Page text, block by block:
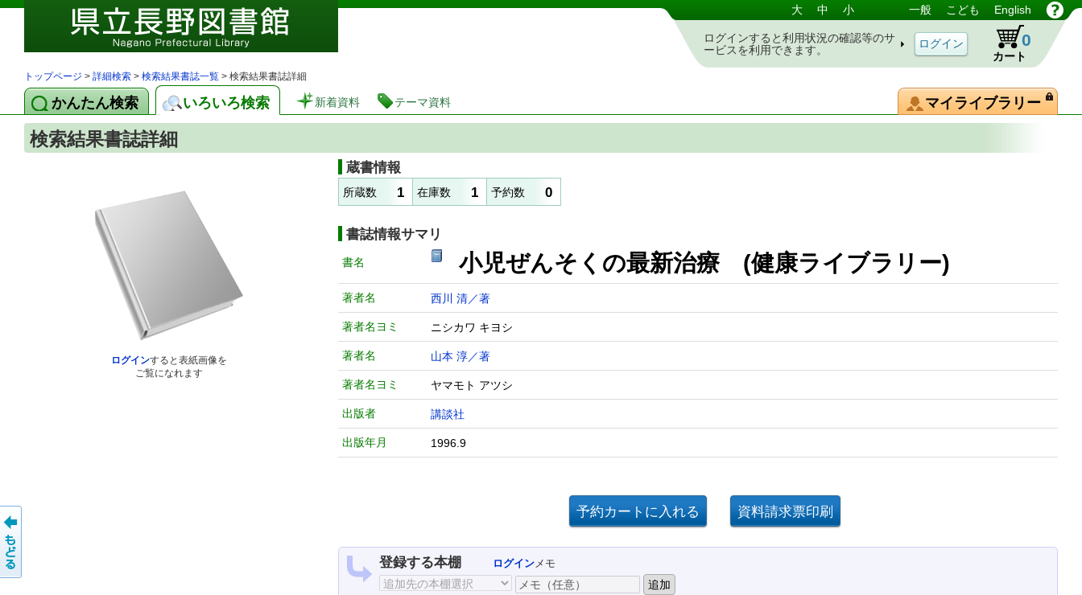
図書館 蔵書検索・予約システム 大 中 小 一般 こども English
ログインすると利用状況の確認等のサ
ービスを利用できます。
カート
0
トップページ > 詳細検索 > 検索結果書誌一覧 > 検索結果書誌詳細
かんたん検索 いろいろ検索 新着資料 テーマ資料 マイライブラリー
検索結果書誌詳細
ログインすると表紙画像を
ご覧になれます
蔵書情報
所蔵数 1 在庫数 1 予約数 0
書誌情報サマリ
書名 小児ぜんそくの最新治療 (健康ライブラリー)
著者名 西川 清／著
著者名ヨミ ニシカワ キヨシ
著者名 山本 淳／著
著者名ヨミ ヤマモト アツシ
出版者 講談社
出版年月 1996.9
登録する本棚 ログインメモ